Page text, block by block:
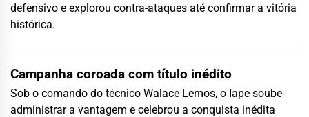
defensivo e explorou contra-ataques até confirmar a vitória
histórica.
Campanha coroada com título inédito
Sob o comando do técnico Walace Lemos, o Iape soube
administrar a vantagem e celebrou a conquista inédita